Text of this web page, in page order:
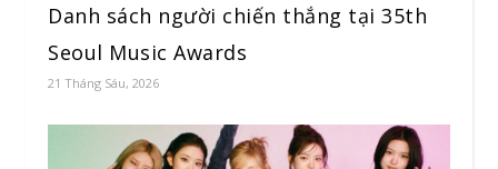
Danh sách người chiến thắng tại 35th
Seoul Music Awards
21 Tháng Sáu, 2026